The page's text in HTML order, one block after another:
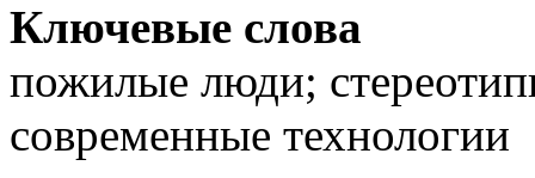
Ключевые слова
пожилые люди;
современные технологии